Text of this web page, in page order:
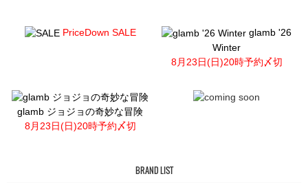
PriceDown SALE
glamb '26
Winter
8月23日(日)20時予約〆切
glamb ジョジョの奇妙な冒険
8月23日(日)20時予約〆切
BRAND LIST